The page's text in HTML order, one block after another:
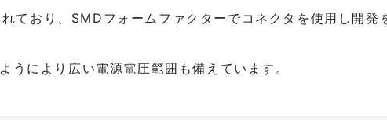
おり、SMDフォームファクターでコネクタを使用し開発
により広い電源電圧範囲も備えています。